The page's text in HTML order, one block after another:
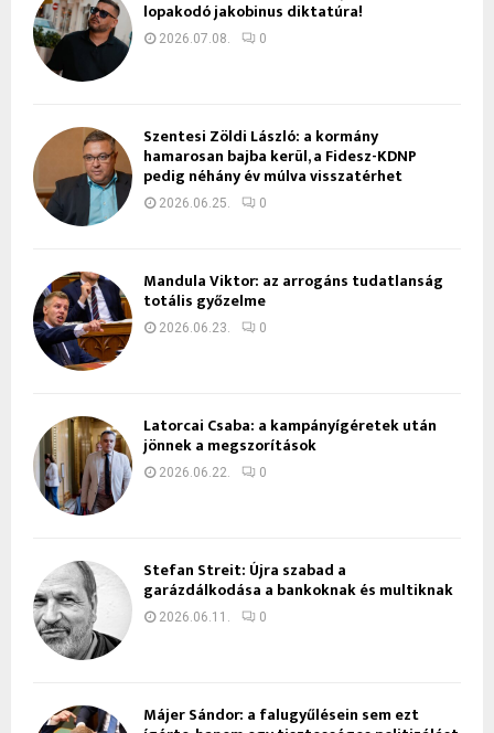
lopakodó jakobinus diktatúra!
2026.07.08. 0
Szentesi Zöldi László: a kormány
hamarosan bajba kerül, a Fidesz-KDNP
pedig néhány év múlva visszatérhet
2026.06.25. 0
Mandula Viktor: az arrogáns tudatlanság
totális győzelme
2026.06.23. 0
Latorcai Csaba: a kampányígéretek után
jönnek a megszorítások
2026.06.22. 0
Stefan Streit: Újra szabad a
garázdálkodása a bankoknak és multiknak
2026.06.11. 0
Májer Sándor: a falugyűlésein sem ezt